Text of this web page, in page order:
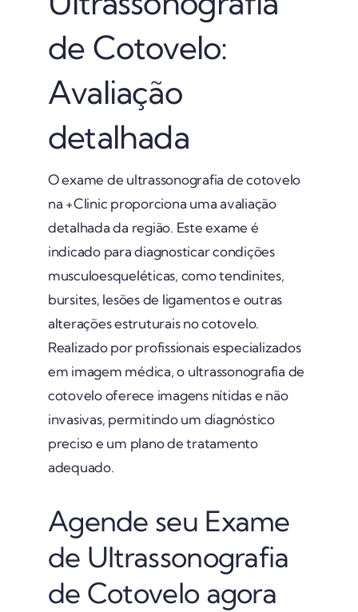
de Cotovelo:
Avaliação
detalhada
O exame de ultrassonografia de cotovelo
na +Clinic proporciona uma avaliação
detalhada da região. Este exame é
indicado para diagnosticar condições
musculoesqueléticas, como tendinites,
bursites, lesões de ligamentos e outras
alterações estruturais no cotovelo.
Realizado por profissionais especializados
em imagem médica, o ultrassonografia de
cotovelo oferece imagens nítidas e não
invasivas, permitindo um diagnóstico
preciso e um plano de tratamento
adequado.
Agende seu Exame
de Ultrassonografia
de Cotovelo agora